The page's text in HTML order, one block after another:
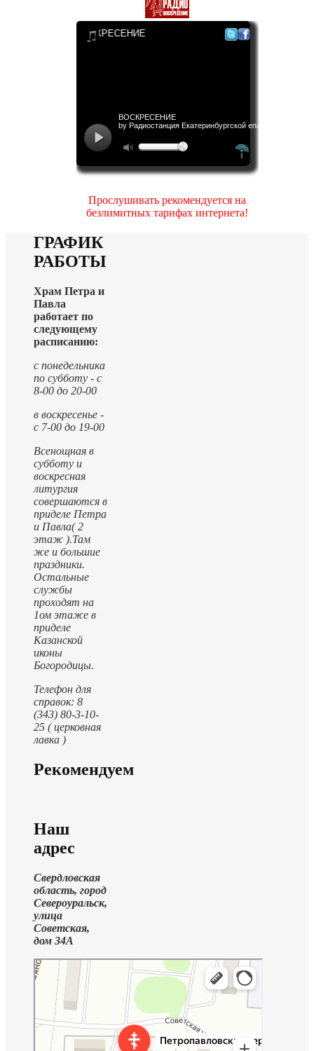
Прослушивать рекомендуется на
безлимитных тарифах интернета!
ГРАФИК
РАБОТЫ
Храм Петра и
Павла
работает по
следующему
расписанию:
с понедельника
по субботу - с
8-00 до 20-00
в воскресенье -
с 7-00 до 19-00
Всенощная в
субботу и
воскресная
литургия
совершаются в
приделе Петра
и Павла( 2
этаж ).Там
же и большие
праздники.
Остальные
службы
проходят на
1ом этаже в
приделе
Казанской
иконы
Богородицы.
Телефон для
справок: 8
(343) 80-3-10-
25 ( церковная
лавка )
Рекомендуем
Наш
адрес
Свердловская
область, город
Североуральск,
улица
Советская,
дом 34А